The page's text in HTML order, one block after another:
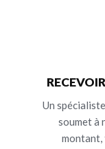
Un
soumet à
montant,